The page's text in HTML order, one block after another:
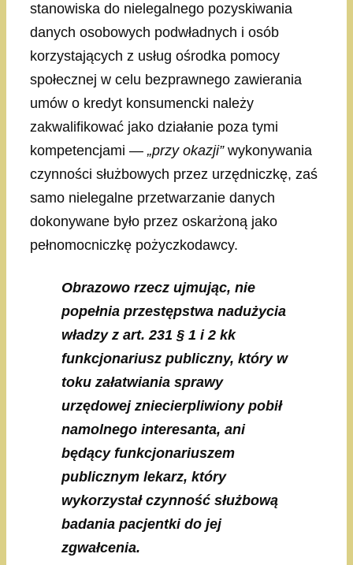
stanowiska do nielegalnego pozyskiwania
danych osobowych podwładnych i osób
korzystających z usług ośrodka pomocy
społecznej w celu bezprawnego zawierania
umów o kredyt konsumencki należy
zakwalifikować jako działanie poza tymi
kompetencjami — „przy okazji”wykonywania
czynności służbowych przez urzędniczkę, zaś
samo nielegalne przetwarzanie danych
dokonywane było przez oskarżoną jako
pełnomocniczkę pożyczkodawcy.
Obrazowo rzecz ujmując, nie
popełnia przestępstwa nadużycia
władzy z art. 231 § 1 i 2 kk
funkcjonariusz publiczny, który w
toku załatwiania sprawy
urzędowej zniecierpliwiony pobił
namolnego interesanta, ani
będący funkcjonariuszem
publicznym lekarz, który
wykorzystał czynność służbową
badania pacjentki do jej
zgwałcenia.